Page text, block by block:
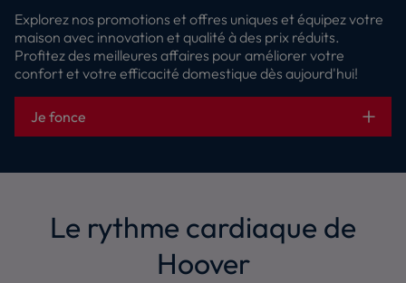
Explorez nos promotions et offres uniques et équipez votre
maison avec innovation et qualité à des prix réduits.
Profitez des meilleures affaires pour améliorer votre
confort et votre efficacité domestique dès aujourd'hui!
Je fonce
Le rythme cardiaque de
Hoover